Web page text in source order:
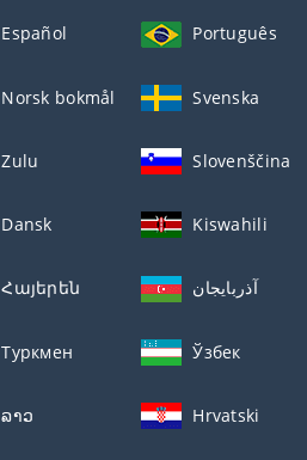
Español Português
Norsk bokmål Svenska
Zulu Slovenščina
Dansk Kiswahili
Հայերեն آذربايجان
Туркмен Ўзбек
ລາວ Hrvatski